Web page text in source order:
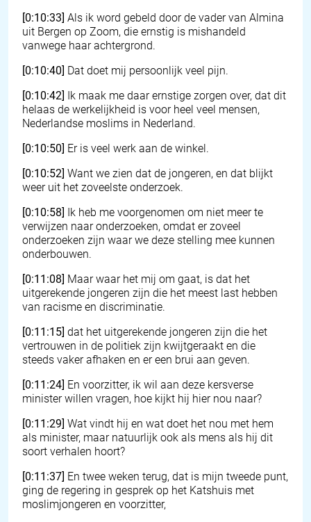
[0:10:33] Als ik word gebeld door de vader van Almina
uit Bergen op Zoom, die ernstig is mishandeld
vanwege haar achtergrond.
[0:10:40] Dat doet mij persoonlijk veel pijn.
[0:10:42] Ik maak me daar ernstige zorgen over, dat dit
helaas de werkelijkheid is voor heel veel mensen,
Nederlandse moslims in Nederland.
[0:10:50] Er is veel werk aan de winkel.
[0:10:52] Want we zien dat de jongeren, en dat blijkt
weer uit het zoveelste onderzoek.
[0:10:58] Ik heb me voorgenomen om niet meer te
verwijzen naar onderzoeken, omdat er zoveel
onderzoeken zijn waar we deze stelling mee kunnen
onderbouwen.
[0:11:08] Maar waar het mij om gaat, is dat het
uitgerekende jongeren zijn die het meest last hebben
van racisme en discriminatie.
[0:11:15] dat het uitgerekende jongeren zijn die het
vertrouwen in de politiek zijn kwijtgeraakt en die
steeds vaker afhaken en er een brui aan geven.
[0:11:24] En voorzitter, ik wil aan deze kersverse
minister willen vragen, hoe kijkt hij hier nou naar?
[0:11:29] Wat vindt hij en wat doet het nou met hem
als minister, maar natuurlijk ook als mens als hij dit
soort verhalen hoort?
[0:11:37] En twee weken terug, dat is mijn tweede punt,
ging de regering in gesprek op het Katshuis met
moslimjongeren en voorzitter,